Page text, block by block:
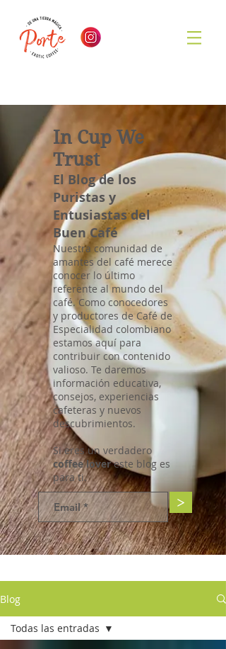
In Cup We
Trust
El Blog de los
Puristas y
Entusiastas del
Buen Café
Nuestra comunidad de
amantes del café merece
conocer lo último
referente al mundo del
café. Como conocedores
y productores de Café de
Especialidad colombiano
estamos aquí para
contribuir con contenido
valioso. Te daremos
información educativa,
consejos, experiencias
cafeteras y nuevos
descubrimientos.
Si eres un verdadero
coffee lovereste blog es
para ti.
>
Blog
Todas las entradas